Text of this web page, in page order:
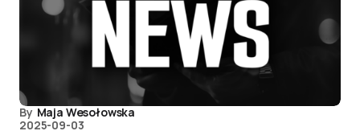
By Maja Wesołowska
2025-09-03